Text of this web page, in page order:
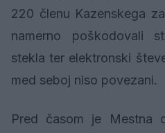
220 členu Kazenskega
namerno poškodovali
stekla ter elektronski
med seboj niso povezani.
Pred časom je Mestna